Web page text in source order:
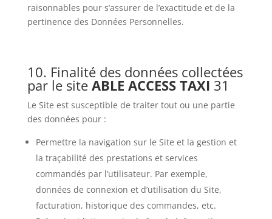
raisonnables pour s’assurer de l’exactitude et de la
pertinence des Données Personnelles.
10. Finalité des données collectées
par le site ABLE ACCESS TAXI 31
Le Site est susceptible de traiter tout ou une partie
des données pour :
Permettre la navigation sur le Site et la gestion et
la traçabilité des prestations et services
commandés par l’utilisateur. Par exemple,
données de connexion et d’utilisation du Site,
facturation, historique des commandes, etc.